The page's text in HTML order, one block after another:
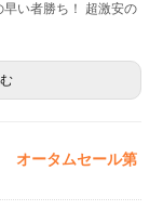
早い者勝ち！ 超激安の
オータムセール第